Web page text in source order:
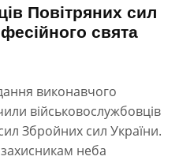
Повітряних сил
свята
виконавчого
військовослужбовців
Збройних сил України.
неба